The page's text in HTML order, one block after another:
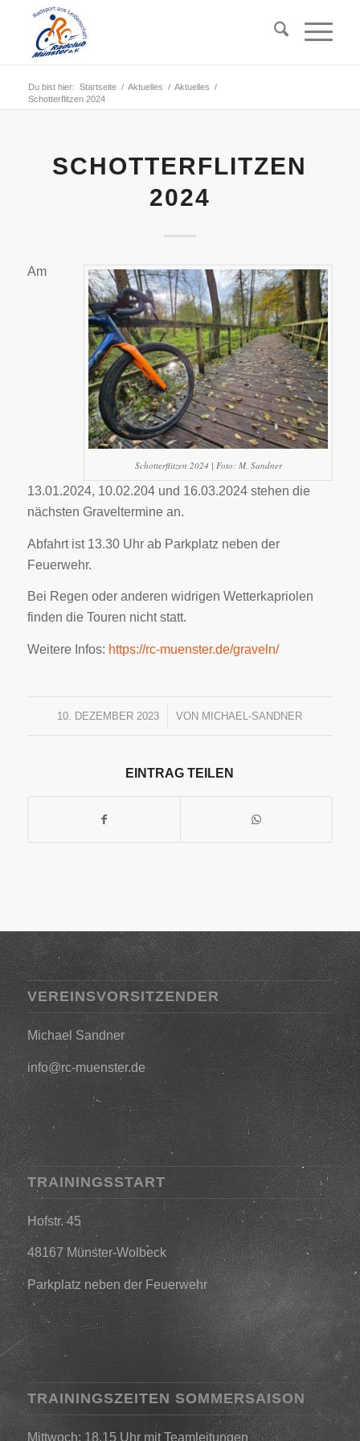
Du bist hier: Startseite / Aktuelles / Aktuelles /
Schotterflitzen 2024
SCHOTTERFLITZEN
2024
Schotterflitzen 2024 | Foto: M. Sandner
Am
13.01.2024, 10.02.204 und 16.03.2024 stehen die
nächsten Graveltermine an.
Abfahrt ist 13.30 Uhr ab Parkplatz neben der
Feuerwehr.
Bei Regen oder anderen widrigen Wetterkapriolen
finden die Touren nicht statt.
Weitere Infos: https://rc-muenster.de/graveln/
10. DEZEMBER 2023
/ VON MICHAEL-SANDNER
EINTRAG TEILEN
VEREINSVORSITZENDER
Michael Sandner
info@rc-muenster.de
TRAININGSSTART
Hofstr. 45
48167 Münster-Wolbeck
Parkplatz neben der Feuerwehr
TRAININGSZEITEN SOMMERSAISON
Mittwoch: 18.15 Uhr mit Teamleitungen